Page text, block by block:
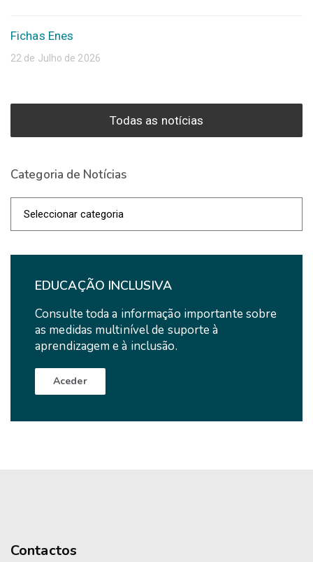
Fichas Enes
22 de Julho de 2026
Todas as notícias
Categoria de Notícias
EDUCAÇÃO INCLUSIVA
Consulte toda a informação importante sobre
as medidas multinível de suporte à
aprendizagem e à inclusão.
Aceder
Contactos